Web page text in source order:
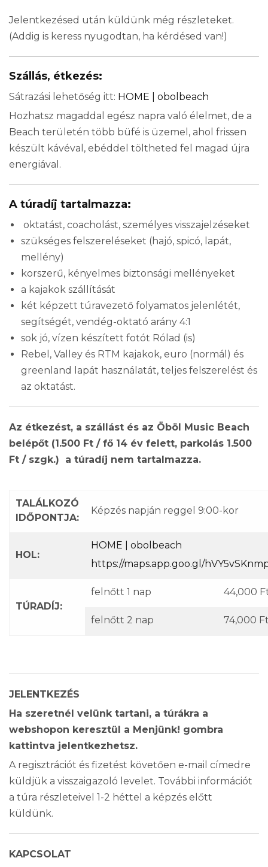
Jelentkezésed után küldünk még részleteket.
(Addig is keress nyugodtan, ha kérdésed van!)
Szállás, étkezés:
Sátrazási lehetőség itt: HOME | obolbeach
Hozhatsz magaddal egész napra való élelmet, de a
Beach területén több büfé is üzemel, ahol frissen
készült kávéval, ebéddel töltheted fel magad újra
energiával.
A túradíj tartalmazza:
oktatást, coacholást, személyes visszajelzéseket
szükséges felszereléseket (hajó, spicó, lapát,
mellény)
korszerű, kényelmes biztonsági mellényeket
a kajakok szállítását
két képzett túravezető folyamatos jelenlétét,
segítségét, vendég-oktató arány 4:1
sok jó, vízen készített fotót Rólad (is)
Rebel, Valley és RTM kajakok, euro (normál) és
greenland lapát használatát, teljes felszerelést és
az oktatást.
Az étkezést, a szállást és az Öböl Music Beach
belépőt (1.500 Ft / fő 14 év felett, parkolás 1.500
Ft / szgk.) a túradíj nem tartalmazza.
TALÁLKOZÓ
IDŐPONTJA:
Képzés napján reggel 9:00-kor
HOL:
HOME | obolbeach
https://maps.app.goo.gl/
TÚRADÍJ:
felnőtt 1 nap 44,000
felnőtt 2 nap 74,000
JELENTKEZÉS
Ha szeretnél velünk tartani, a túrákra a
webshopon keresztül a Menjünk! gombra
kattintva jelentkezhetsz.
A regisztrációt és fizetést követően e-mail címedre
küldjük a visszaigazoló levelet. További információt
a túra részleteivel 1-2 héttel a képzés előtt
küldünk.
KAPCSOLAT